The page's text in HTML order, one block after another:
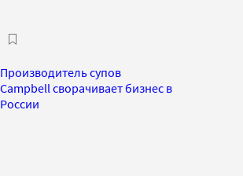
Производитель супов
Campbell сворачивает бизнес в
России